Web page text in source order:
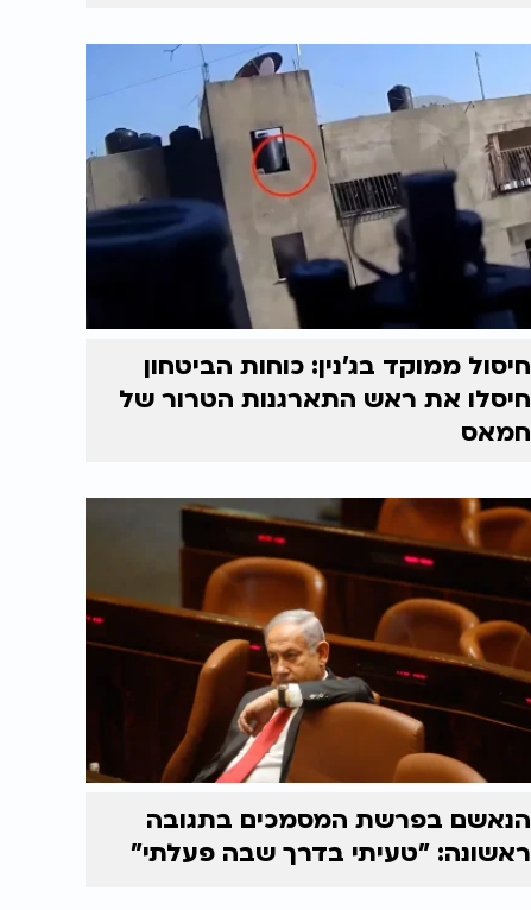
חיסול ממוקד בג'נין: כוחות הביטחון
חיסלו את ראש התארגנות הטרור של
חמאס
הנאשם בפרשת המסמכים בתגובה
ראשונה: "טעיתי בדרך שבה פעלתי"